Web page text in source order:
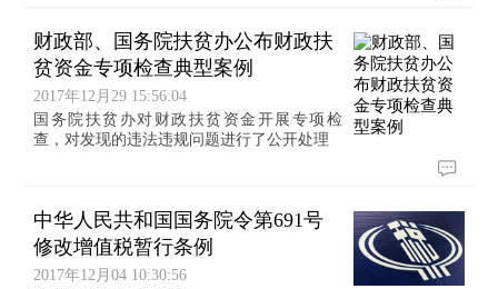
财政部、国务院扶贫办公布财政扶
贫资金专项检查典型案例
2017年12月29 15:56:04
国务院扶贫办对财政扶贫资金开展专项检
查，对发现的违法违规问题进行了公开处理
中华人民共和国国务院令第691号
修改增值税暂行条例
2017年12月04 10:30:56